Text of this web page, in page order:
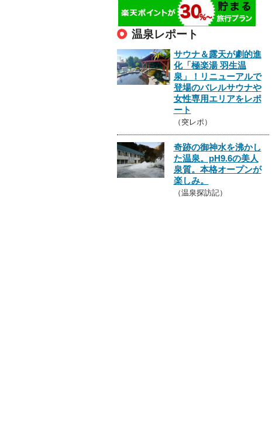
温泉レポート
サウナ＆露天が劇的進
化「極楽湯 羽生温
泉」！リニューアルで
登場のバレルサウナや
女性専用エリアをレポ
ート
（突レポ）
奇跡の御神水を沸かし
た温泉。pH9.6の美人
泉質。本格オープンが
楽しみ。
（温泉探訪記）